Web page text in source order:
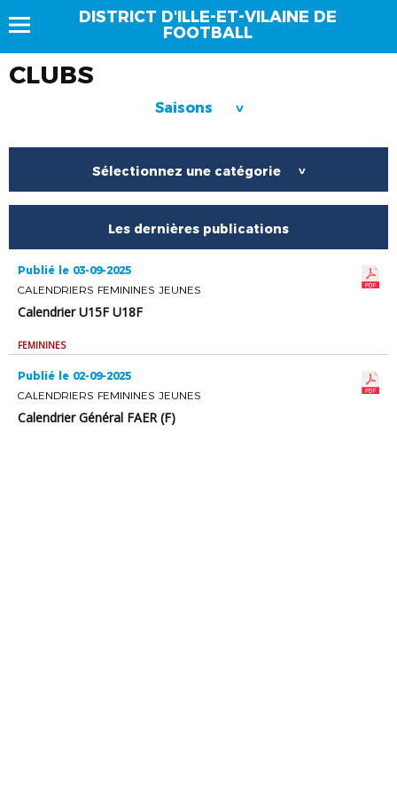
DISTRICT D'ILLE-ET-VILAINE DE
FOOTBALL
CLUBS
Saisons >
Sélectionnez une catégorie >
Les dernières publications
Publié le 03-09-2025
CALENDRIERS FEMININES JEUNES
Calendrier U15F U18F
FEMININES
Publié le 02-09-2025
CALENDRIERS FEMININES JEUNES
Calendrier Général FAER (F)